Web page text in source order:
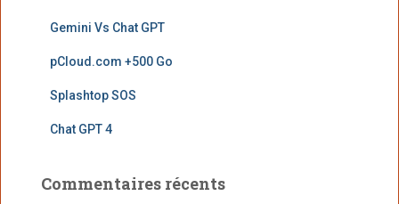
Gemini Vs Chat GPT
pCloud.com +500 Go
Splashtop SOS
Chat GPT 4
Commentaires récents